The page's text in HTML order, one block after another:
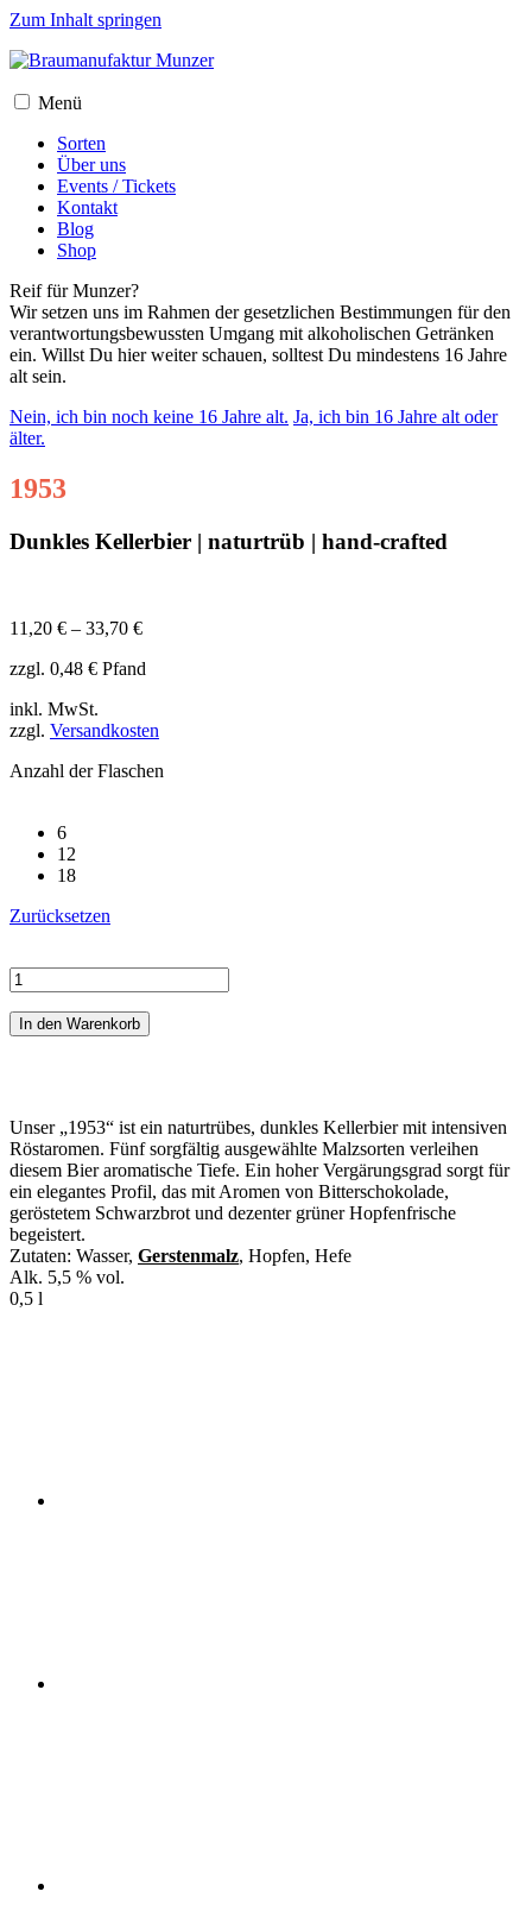
Zum Inhalt springen
Menü
Sorten
Über uns
Events / Tickets
Kontakt
Blog
Shop
Reif für Munzer?
Wir setzen uns im Rahmen der gesetzlichen Bestimmungen für den
verantwortungsbewussten Umgang mit alkoholischen Getränken
ein. Willst Du hier weiter schauen, solltest Du mindestens 16 Jahre
alt sein.
Nein, ich bin noch keine 16 Jahre alt. Ja, ich bin 16 Jahre alt oder
älter.
1953
Dunkles Kellerbier | naturtrüb | hand-crafted
11,20 € – 33,70 €
zzgl. 0,48 € Pfand
inkl. MwSt.
zzgl. Versandkosten
Anzahl der Flaschen
6
12
18
Zurücksetzen
1953
Menge
In den Warenkorb
Unser „1953“ ist ein naturtrübes, dunkles Kellerbier mit intensiven
Röstaromen. Fünf sorgfältig ausgewählte Malzsorten verleihen
diesem Bier aromatische Tiefe. Ein hoher Vergärungsgrad sorgt für
ein elegantes Profil, das mit Aromen von Bitterschokolade,
geröstetem Schwarzbrot und dezenter grüner Hopfenfrische
begeistert.
Zutaten: Wasser, Gerstenmalz, Hopfen, Hefe
Alk. 5,5 % vol.
0,5 l